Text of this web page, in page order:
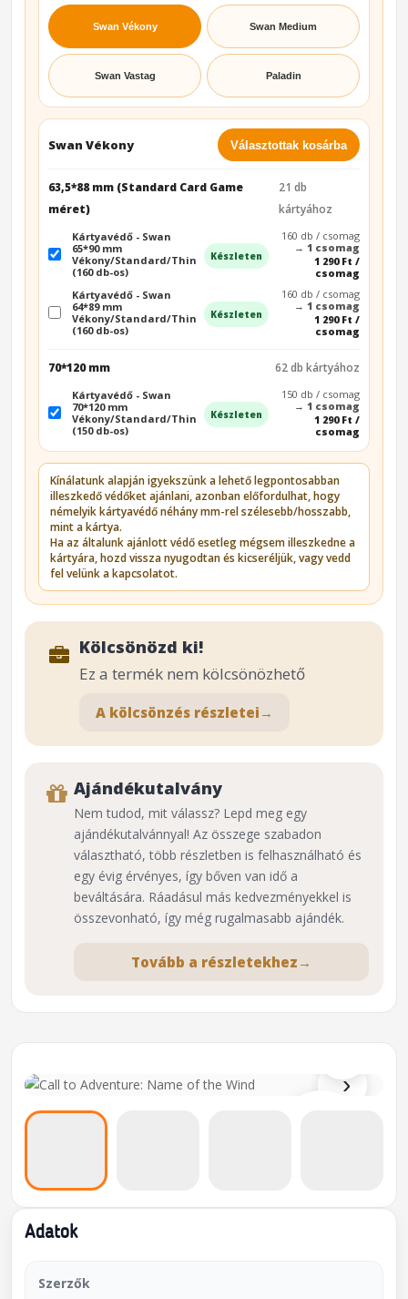
›
⌕
Adatok
Szerzők
Swan Vékony Swan Medium
Swan Vastag Paladin
Swan Vékony Választottak kosárba
63,5*88 mm (Standard Card Game
méret)
21 db
kártyához
Kártyavédő - Swan
65*90 mm
Vékony/Standard/Thin
(160 db-os)
Készleten
160 db / csomag
→ 1 csomag
1 290 Ft /
csomag
Kártyavédő - Swan
64*89 mm
Vékony/Standard/Thin
(160 db-os)
Készleten
160 db / csomag
→ 1 csomag
1 290 Ft /
csomag
70*120 mm 62 db kártyához
Kártyavédő - Swan
70*120 mm
Vékony/Standard/Thin
(150 db-os)
Készleten
150 db / csomag
→ 1 csomag
1 290 Ft /
csomag
Kínálatunk alapján igyekszünk a lehető legpontosabban
illeszkedő védőket ajánlani, azonban előfordulhat, hogy
némelyik kártyavédő néhány mm-rel szélesebb/hosszabb,
mint a kártya.
Ha az általunk ajánlott védő esetleg mégsem illeszkedne a
kártyára, hozd vissza nyugodtan és kicseréljük, vagy vedd
fel velünk a kapcsolatot.
Kölcsönözd ki!
Ez a termék nem kölcsönözhető
A kölcsönzés részletei →
Ajándékutalvány
Nem tudod, mit válassz? Lepd meg egy
ajándékutalvánnyal! Az összege szabadon
választható, több részletben is felhasználható és
egy évig érvényes, így bőven van idő a
beváltására. Ráadásul más kedvezményekkel is
összevonható, így még rugalmasabb ajándék.
Tovább a részletekhez →